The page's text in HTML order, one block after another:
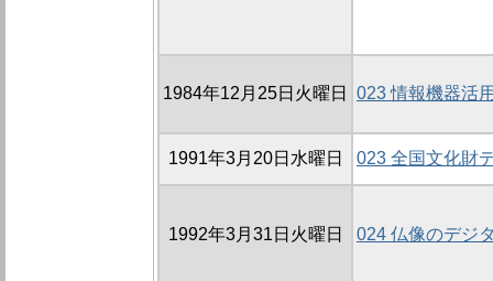
1984年12月25日火曜日 023 情報機器活
1991年3月20日水曜日 023 全国文化財
1992年3月31日火曜日 024 仏像のデジ